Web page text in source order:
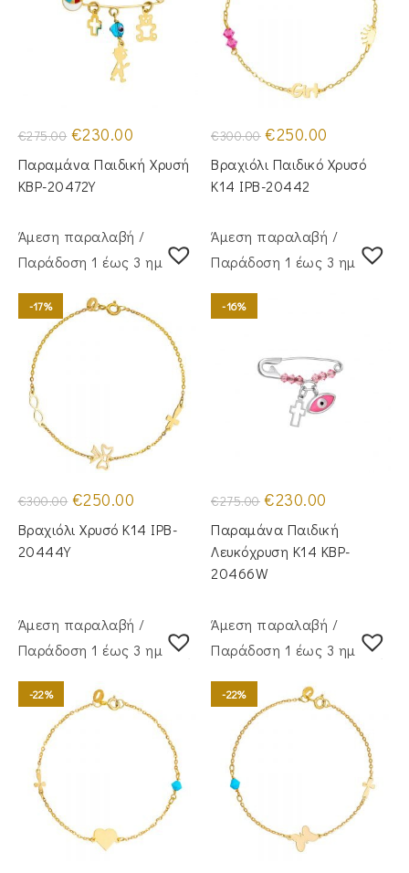
€275.00 Original
price
was:
€275.00.
€230.00
τιμή
είναι:
Παραμάνα Παιδική Χρυσή
KBP-20472Υ
€300.00 Original
price
was:
€300.00.
€250.00
τιμή
είναι:
Βραχιόλι Παιδικό Χρυσό
Κ14 IPB-20442
Άμεση παραλαβή /
Παράδoση 1 έως 3 ημέρες
-17%
€300.00 Original
price
was:
€300.00.
€250.00
τιμή
είναι:
Βραχιόλι Χρυσό Κ14 IPB-
20444Y
Άμεση παραλαβή /
Παράδoση 1 έως 3 ημέρες
-16%
€275.00 Original
price
was:
€275.00.
€230.00
τιμή
είναι:
€230.00.
Παραμάνα Παιδική
Λευκόχρυση Κ14 KBP-
20466W
Άμεση παραλαβή /
Παράδoση 1 έως 3 ημέρες
-22%
Άμεση παραλαβή /
Παράδoση 1 έως 3 ημέρες
-22%